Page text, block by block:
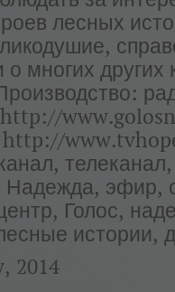
лесных
многих других
Надежда, эфир,
Голос,
истории,
2014